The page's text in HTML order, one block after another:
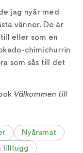
jag nyår med
vänner. De är
eller som en
chimichurrin
som sås till det
Välkommen till
Nyårsmat
tilltugg